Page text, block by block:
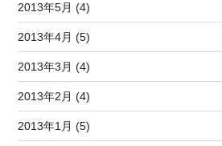
2013年5月 (4)
2013年4月 (5)
2013年3月 (4)
2013年2月 (4)
2013年1月 (5)